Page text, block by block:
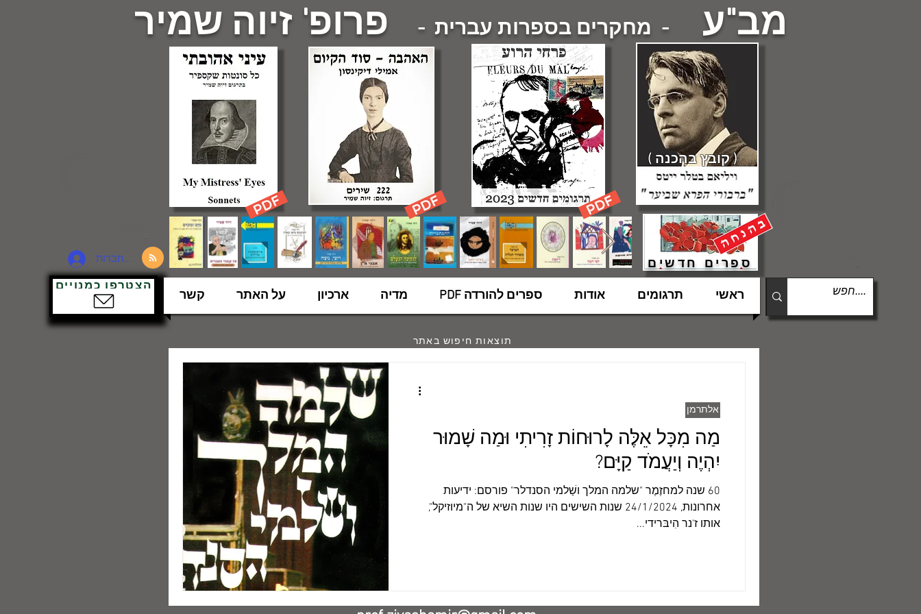
מב"ע - מחקרים בספרות עברית - פרופ' זיוה שמיר
ספרים חדשים
( קובץ בהכנה )
להתחברות
הצטרפו כמנויים
ראשי תרגומים אודות ספרים להורדה PDF מדיה ארכיון על האתר קשר
תוצאות חיפוש באתר
מַה מִכָּל אֵלֶּה לָרוּחוֹת זָרִיתִי וּמַה שָׁמוּר
יִהְיֶה וְיַעֲמֹד קַיָּם?
60 שנה למחזֶמֶר "שלמה המלך ושַׁלמי הסנדלר" פורסם: ידיעות
אחרונות, 24/1/2024 שנות השישים היו שנות השיא של ה"מיוזיקל",
אותו ז'נר הִיבּרידי...
אלתרמן